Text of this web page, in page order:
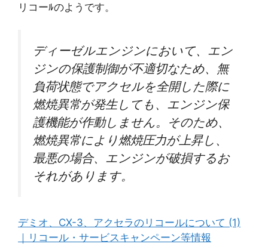
リコーﾙのようです。
ディーゼルエンジンにおいて、エン
ジンの保護制御が不適切なため、無
負荷状態でアクセルを全開した際に
燃焼異常が発生しても、エンジン保
護機能が作動しません。そのため、
燃焼異常により燃焼圧力が上昇し、
最悪の場合、エンジンが破損するお
それがあります。
デミオ、CX-3、アクセラのリコールについて (1)
｜リコール・サービスキャンペーン等情報